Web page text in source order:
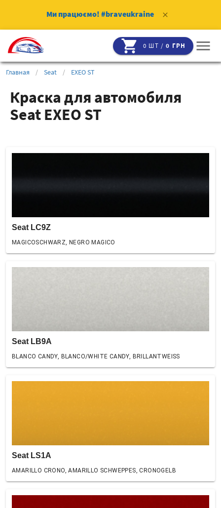
Ми працюємо! #braveukraine clear
shopping_cart 0 ШТ /0 ГРН menu
Главная / Seat / EXEO ST
Краска для автомобиля
Seat EXEO ST
Seat LC9Z
MAGICOSCHWARZ, NEGRO MAGICO
Seat LB9A
BLANCO CANDY, BLANCO/WHITE CANDY, BRILLANTWEISS
Seat LS1A
AMARILLO CRONO, AMARILLO SCHWEPPES, CRONOGELB